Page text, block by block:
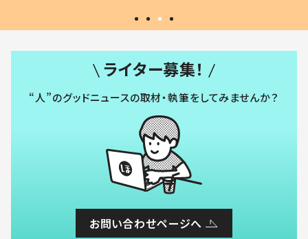
ライター募集！
“人”のグッドニュースの取材・執筆をしてみませんか？
お問い合わせページへ